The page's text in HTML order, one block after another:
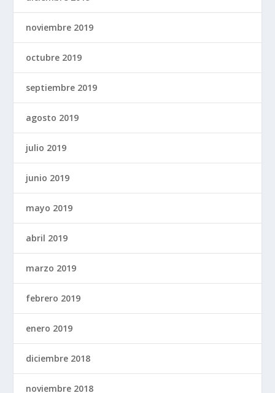
noviembre 2019
octubre 2019
septiembre 2019
agosto 2019
julio 2019
junio 2019
mayo 2019
abril 2019
marzo 2019
febrero 2019
enero 2019
diciembre 2018
noviembre 2018